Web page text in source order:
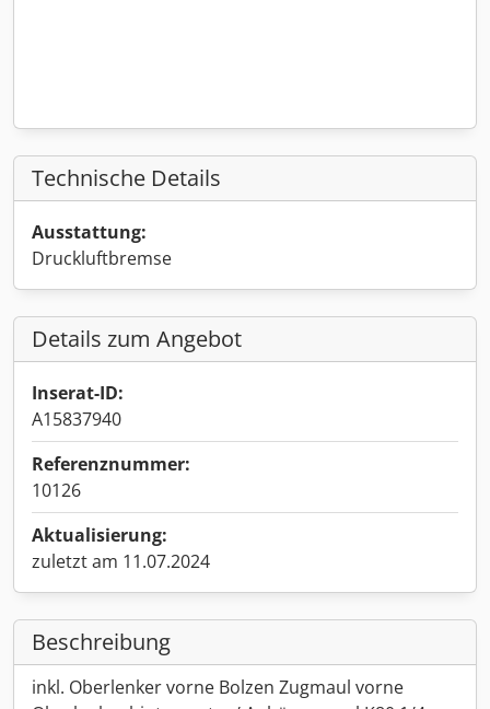
Technische Details
Ausstattung:
Druckluftbremse
Details zum Angebot
Inserat-ID:
A15837940
Referenznummer:
10126
Aktualisierung:
zuletzt am 11.07.2024
Beschreibung
inkl. Oberlenker vorne Bolzen Zugmaul vorne